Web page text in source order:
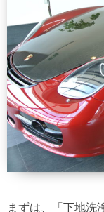
まずは、「下地洗